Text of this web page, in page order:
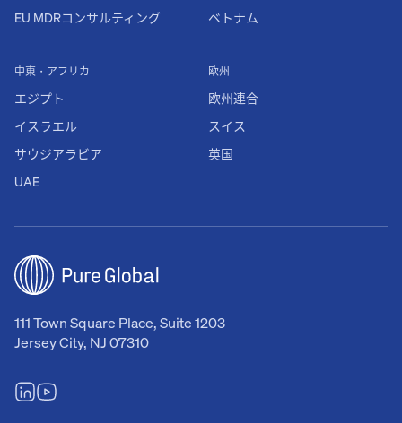
111 Town Square Place, Suite 1203
Jersey City, NJ 07310
EU MDRコンサルティング
欧州
欧州連合
スイス
英国
中東・アフリカ
エジプト
イスラエル
サウジアラビア
UAE
ベトナム